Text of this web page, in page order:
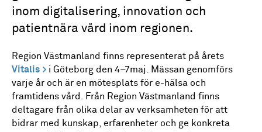
inom digitalisering, innovation och
patientnära vård inom regionen.
Region Västmanland finns representerat på årets
Vitalis
i Göteborg den 4–7maj. Mässan genomförs
varje år och är en mötesplats för e-hälsa och
framtidens vård. Från Region Västmanland finns
deltagare från olika delar av verksamheten för att
bidrar med kunskap, erfarenheter och ge konkreta